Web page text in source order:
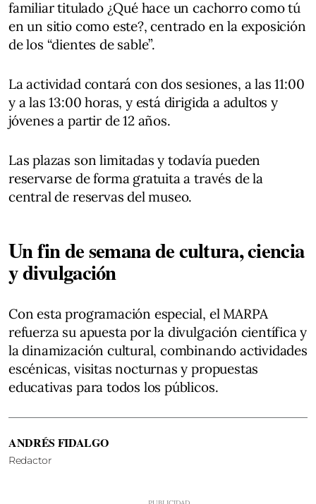
familiar titulado ¿Qué hace un cachorro como tú
en un sitio como este?, centrado en la exposición
de los “dientes de sable”.
La actividad contará con dos sesiones, a las 11:00
y a las 13:00 horas, y está dirigida a adultos y
jóvenes a partir de 12 años.
Las plazas son limitadas y todavía pueden
reservarse de forma gratuita a través de la
central de reservas del museo.
Un fin de semana de cultura, ciencia
y divulgación
Con esta programación especial, el MARPA
refuerza su apuesta por la divulgación científica y
la dinamización cultural, combinando actividades
escénicas, visitas nocturnas y propuestas
educativas para todos los públicos.
ANDRÉS FIDALGO
Redactor